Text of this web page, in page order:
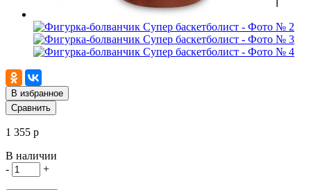
В избранное
Сравнить
1 355 р
В наличии
-
+